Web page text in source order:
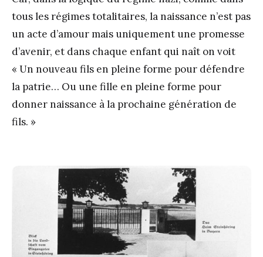
tous les régimes totalitaires, la naissance n’est pas
un acte d’amour mais uniquement une promesse
d’avenir, et dans chaque enfant qui naît on voit
« Un nouveau fils en pleine forme pour défendre
la patrie… Ou une fille en pleine forme pour
donner naissance à la prochaine génération de
fils. »